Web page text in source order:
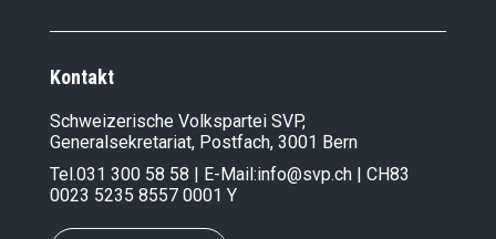
Kontakt
Schweizerische Volkspartei SVP,
Generalsekretariat, Postfach, 3001 Bern
Tel.031 300 58 58 | E-Mail:info@svp.ch | CH83
0023 5235 8557 0001 Y